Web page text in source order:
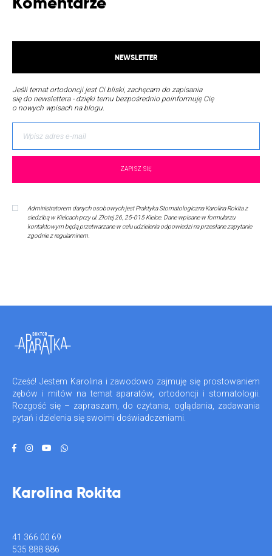
NEWSLETTER
Jeśli temat ortodoncji jest Ci bliski, zachęcam do zapisania
się do newslettera - dzięki temu bezpośrednio poinformuję Cię
o nowych wpisach na blogu.
Administratorem danych osobowych jest Praktyka Stomatologiczna Karolina Rokita z
siedzibą w Kielcach przy ul. Złotej 26, 25-015 Kielce. Dane wpisane w formularzu
kontaktowym będą przetwarzane w celu udzielenia odpowiedzi na przesłane zapytanie
zgodnie z regulaminem.
Cześć! Jestem Karolina i zawodowo zajmuję się prostowaniem
zębów i mitów na temat aparatów, ortodoncji i stomatologii.
Rozgość się – zapraszam, do czytania, oglądania, zadawania
pytań i dzielenia się swoimi doświadczeniami.
Karolina Rokita
41 366 00 69
535 888 886